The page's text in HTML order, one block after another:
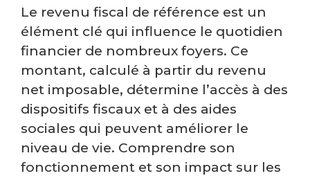
Le revenu fiscal de référence est un
élément clé qui influence le quotidien
financier de nombreux foyers. Ce
montant, calculé à partir du revenu
net imposable, détermine l’accès à des
dispositifs fiscaux et à des aides
sociales qui peuvent améliorer le
niveau de vie. Comprendre son
fonctionnement et son impact sur les